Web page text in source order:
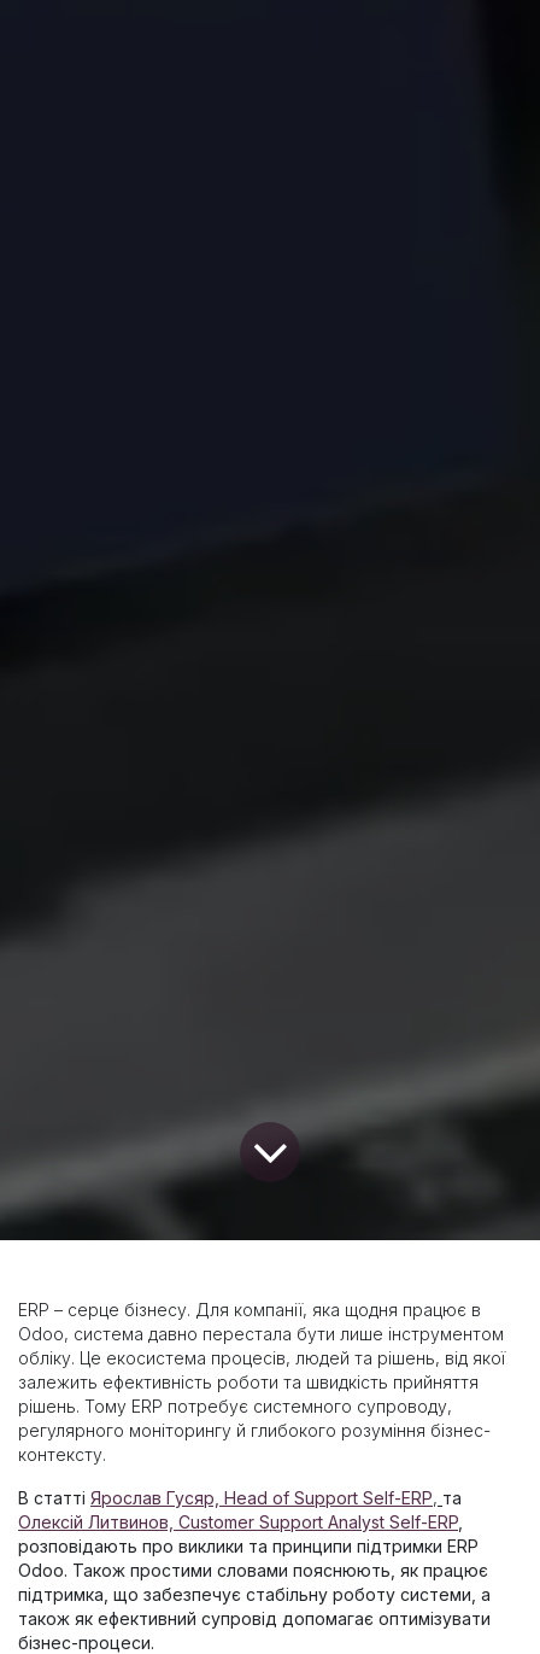
ERP – серце бізнесу. Для компанії, яка щодня працює в
Odoo, система давно перестала бути лише інструментом
обліку. Це екосистема процесів, людей та рішень, від якої
залежить ефективність роботи та швидкість прийняття
рішень. Тому ERP потребує системного супроводу,
регулярного моніторингу й глибокого розуміння бізнес-
контексту.
В статті Ярослав Гусяр, Head of Support Self-ERP, та
Олексій Литвинов, Customer Support Analyst Self-ERP
розповідають про виклики та принципи підтримки ERP
Odoo. Також простими словами пояснюють, як працює
підтримка, що забезпечує стабільну роботу системи, а
також як ефективний супровід допомагає оптимізувати
бізнес-процеси.